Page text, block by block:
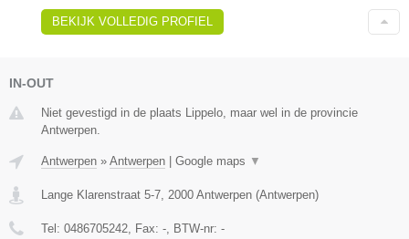
BEKIJK VOLLEDIG PROFIEL
IN-OUT
Niet gevestigd in de plaats Lippelo, maar wel in de provincie
Antwerpen.
Antwerpen » Antwerpen | Google maps ▼
Lange Klarenstraat 5-7 2000 Antwerpen (Antwerpen)
Tel: 0486705242 , Fax: - , BTW-nr: -